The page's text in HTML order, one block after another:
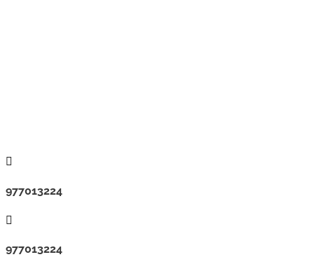

977013224

977013224